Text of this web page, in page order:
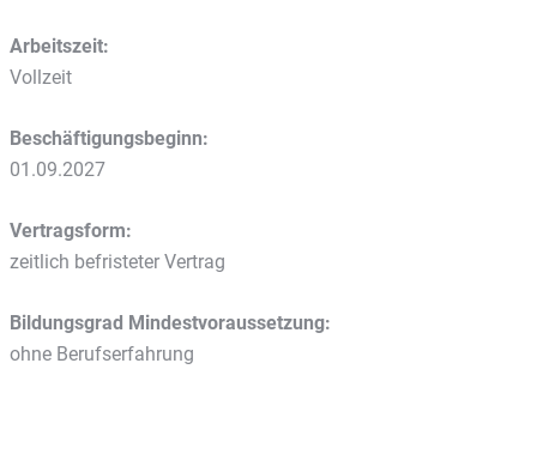
Arbeitszeit:
Vollzeit
Beschäftigungsbeginn:
01.09.2027
Vertragsform:
zeitlich befristeter Vertrag
Bildungsgrad Mindestvoraussetzung:
ohne Berufserfahrung